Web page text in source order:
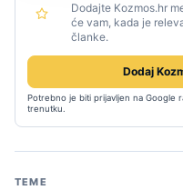
Dodajte Kozmos.hr
će vam, kada je
članke.
Dodaj
Potrebno je biti prijavljen na Google
trenutku.
TEME